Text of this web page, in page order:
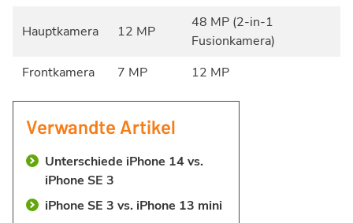
Hauptkamera 12 MP
48 MP (2-in-1
Fusionkamera)
Frontkamera
7 MP 12 MP
Verwandte Artikel
Unterschiede iPhone 14 vs.
iPhone SE 3
iPhone SE 3 vs. iPhone 13 mini